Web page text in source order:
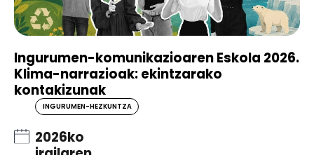
Ingurumen-komunikazioaren Eskola 2026.
Klima-narrazioak: ekintzarako
kontakizunak
INGURUMEN-HEZKUNTZA
2026ko